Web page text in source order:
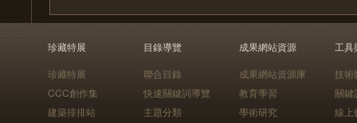
珍藏特展
珍藏特展
CCC創作集
建築排排站
目錄導覽
聯合目錄
快速關鍵詞導覽
主題分類
成果網站資源
成果網站資源庫
教育學習
學術研究
工具
技術
關鍵
線上